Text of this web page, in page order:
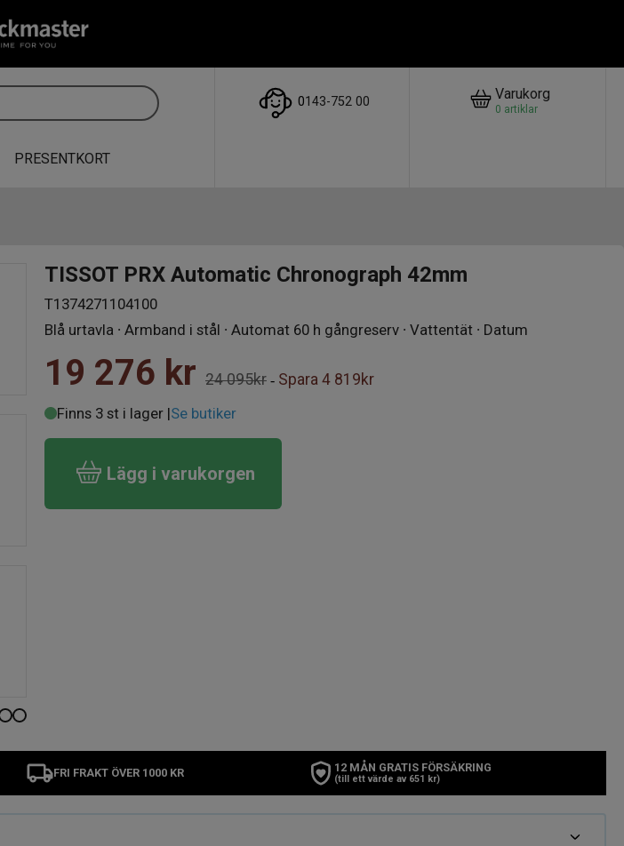
0143-752 00 Varukorg
0 artiklar
PRESENTKORT
TISSOT PRX Automatic Chronograph 42mm
T1374271104100
Blå urtavla ∙ Armband i stål ∙ Automat 60 h gångreserv ∙ Vattentät ∙ Datum
19 276 kr 24 095kr - Spara 4 819kr
Finns 3 st i lager |Se butiker
Lägg i varukorgen
FRI FRAKT ÖVER 1000 KR 12 MÅN GRATIS FÖRSÄKRING
(till ett värde av 651 kr)